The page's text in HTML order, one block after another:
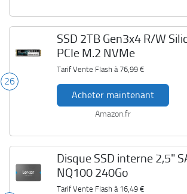
26
SSD 2TB Gen3x4 R/W
PCIe M.2 NVMe
Tarif Vente Flash à 76,99 €
Acheter maintenant
Amazon.fr
Disque SSD interne 2,5"
NQ100 240Go
Tarif Vente Flash à 16,49 €